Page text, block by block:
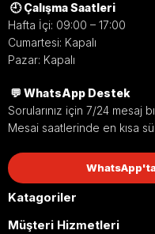
🕘 Çalışma Saatleri
Hafta İçi: 09:00 – 17:00
Cumartesi: Kapalı
Pazar: Kapalı
💬 WhatsApp Destek
Sorularınız için 7/24 mesaj
Mesai saatlerinde en kısa
Katagoriler
Müşteri Hizmetleri